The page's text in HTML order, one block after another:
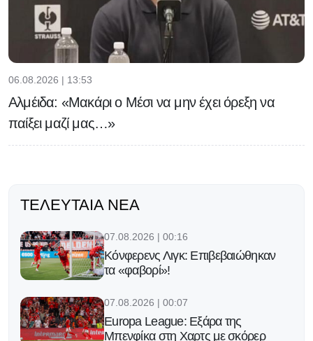
06.08.2026 | 13:53
Αλμέιδα: «Μακάρι ο Μέσι να μην έχει όρεξη να
παίξει μαζί μας…»
ΤΕΛΕΥΤΑΊΑ ΝΈΑ
07.08.2026 | 00:16
Κόνφερενς Λιγκ: Επιβεβαιώθηκαν
τα «φαβορί»!
07.08.2026 | 00:07
Europa League: Εξάρα της
Μπενφίκα στη Χαρτς με σκόρερ